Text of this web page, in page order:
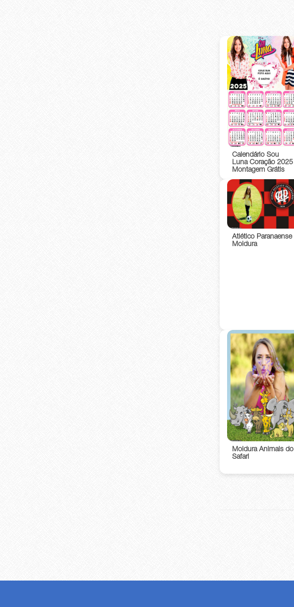
Calendário Sou
Luna Coração 2025
Montagem Grátis
Atlético Paranaense
Moldura
Moldura Animais do
Safari